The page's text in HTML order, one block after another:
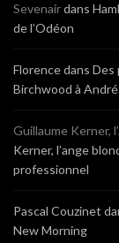
Sevenairdans
de l’Odéon
Florencedans Des
Birchwood à
Guillaume Kerner,
Kerner, l’ange
professionnel
Pascal Couzinet
New Morning